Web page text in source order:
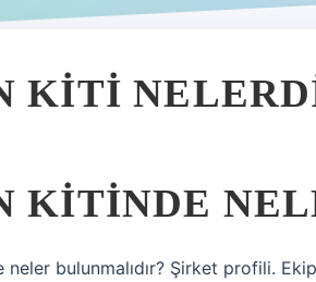
KITI
KITINDE
neler bulunmalıdır? Şirket profili.